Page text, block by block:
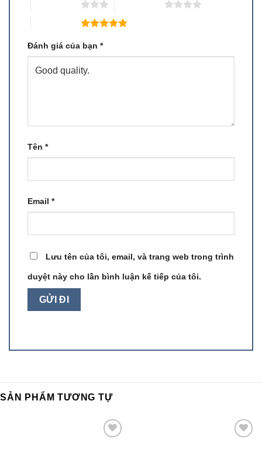
Đánh giá của bạn *
Tên *
Email *
Lưu tên của tôi, email, và trang web trong trình
duyệt này cho lần bình luận kế tiếp của tôi.
SẢN PHẨM TƯƠNG TỰ